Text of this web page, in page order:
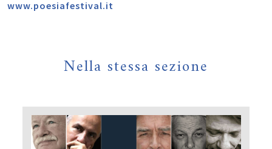
www.poesiafestival.it
Nella stessa sezione